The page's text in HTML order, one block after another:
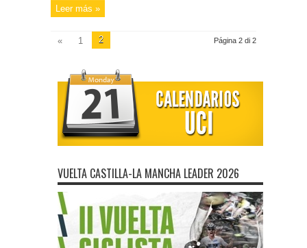
Leer más »
Página 2 di 2
« 1 2
VUELTA CASTILLA-LA MANCHA LEADER 2026